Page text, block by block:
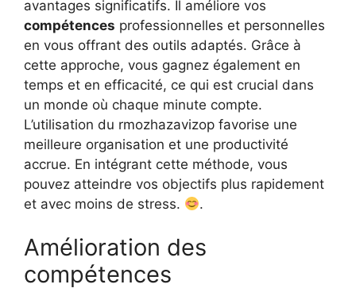
avantages significatifs. Il améliore vos
compétences professionnelles et personnelles
en vous offrant des outils adaptés. Grâce à
cette approche, vous gagnez également en
temps et en efficacité, ce qui est crucial dans
un monde où chaque minute compte.
L’utilisation du rmozhazavizop favorise une
meilleure organisation et une productivité
accrue. En intégrant cette méthode, vous
pouvez atteindre vos objectifs plus rapidement
et avec moins de stress.
.
Amélioration des
compétences